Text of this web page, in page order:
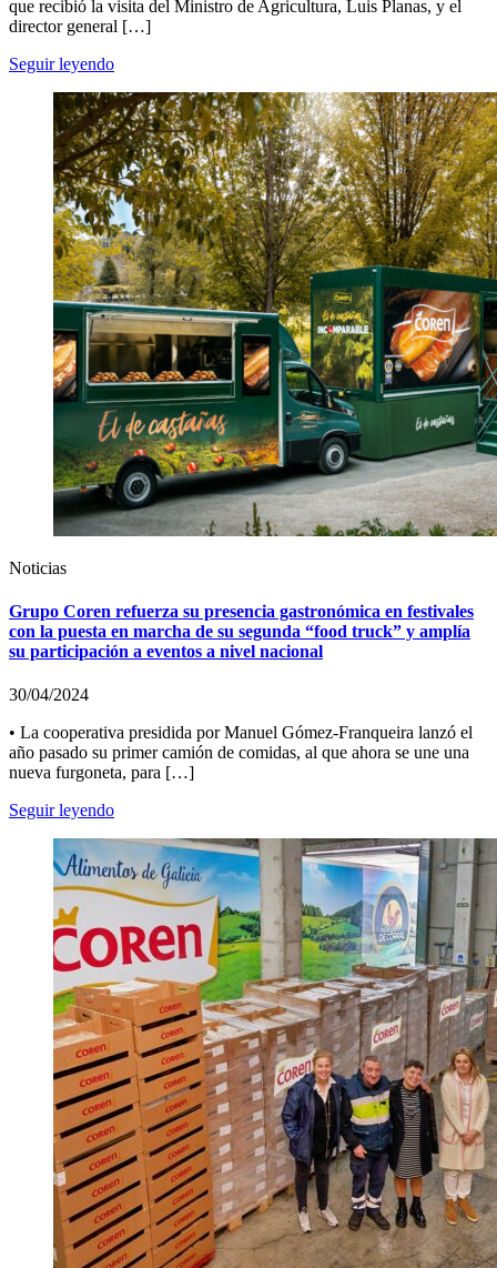
que recibió la visita del Ministro de Agricultura, Luis Planas, y el
director general […]
Seguir leyendo
Noticias
Grupo Coren refuerza su presencia gastronómica en festivales
con la puesta en marcha de su segunda “food truck” y amplía
su participación a eventos a nivel nacional
30/04/2024
• La cooperativa presidida por Manuel Gómez-Franqueira lanzó el
año pasado su primer camión de comidas, al que ahora se une una
nueva furgoneta, para […]
Seguir leyendo